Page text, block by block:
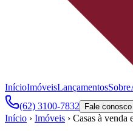
InícioImóveisLançamentosSobre
(62) 3100-7832
Fale conosco
Início › Imóveis › Casas à venda